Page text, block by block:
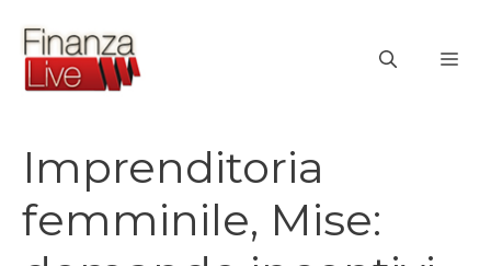
contenuto
Imprenditoria
femminile, Mise: